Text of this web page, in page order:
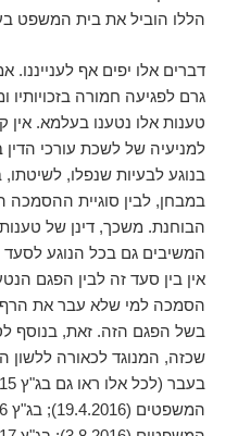
הללו הוביל את בית המשפט
דברים אלו יפים אף לענייננו.
גרם לפגיעה חמורה בזכויותיו
טענות אלו נטענו בעלמא. אין
למניעיה של לשכת עורכי
בנוגע לבעיות שנפלו,
במבחן, לבין סוגיית ההסמכה
הבוחנת. משכך, דינן של
המשיבים גם בכל הנוגע לסעד
אין בין סעד זה לבין הפגם
הסמכה למי שלא עבר את
בשל הפגם הזה. זאת, בנוסף
שכזה, המנוגד לכאורה ללשון